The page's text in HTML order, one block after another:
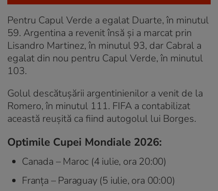
Pentru Capul Verde a egalat Duarte, în minutul
59. Argentina a revenit însă şi a marcat prin
Lisandro Martinez, în minutul 93, dar Cabral a
egalat din nou pentru Capul Verde, în minutul
103.
Golul descătușării argentinienilor a venit de la
Romero, în minutul 111. FIFA a contabilizat
această reuşită ca fiind autogolul lui Borges.
Optimile Cupei Mondiale 2026:
Canada – Maroc (4 iulie, ora 20:00)
Franța – Paraguay (5 iulie, ora 00:00)